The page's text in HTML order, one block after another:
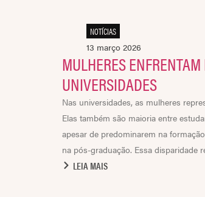
NOTÍCIAS
13 março 2026
MULHERES
UNIVERSIDADES
Nas universidades, as mulheres
Elas também são maioria entre
apesar de predominarem na
na pós-graduação. Essa disparidade
LEIA MAIS